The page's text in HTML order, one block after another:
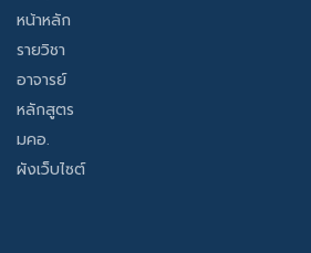
หน้าหลัก
รายวิชา
อาจารย์
หลักสูตร
มคอ.
ผังเว็บไซต์